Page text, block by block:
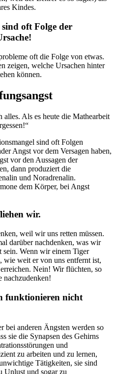
Kindes.
oft Folge der
oft die Folge von etwas.
zeigen, welche Ursachen hinter
können.
Als es heute die Mathearbeit
sind oft Folgen
Angst vor dem Versagen haben,
vor den Aussagen der
dann produziert die
und Noradrenalin.
dem Körper, bei Angst
wir.
weil wir uns retten müssen.
darüber nachdenken, was wir
sein. Wenn wir einem Tiger
wie weit er von uns entfernt ist,
Nein! Wir flüchten, so
nachzudenken!
funktionieren nicht
bei anderen Ängsten werden so
sie die Synapsen des Gehirns
und
zu arbeiten und zu lernen,
Tätigkeiten, sie sind
Unlust und sogar zu